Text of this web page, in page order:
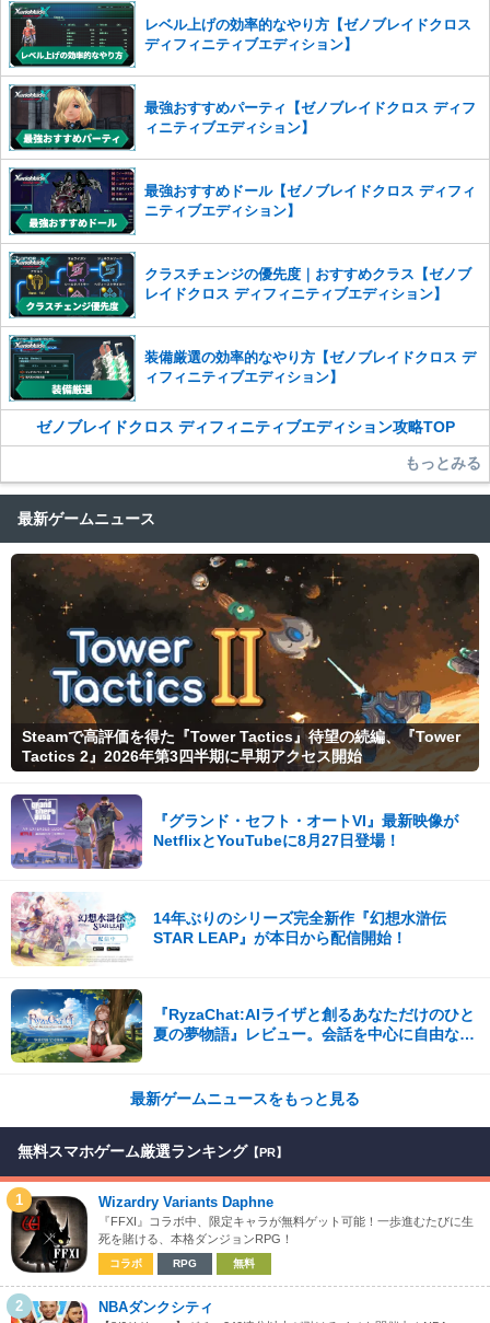
※一度削除したコメントは復元ができませんのでご注意くだ
さい。
また、過度な利用規約の違反や、弊社に損害の及ぶ内容の書き込みがあ
った場合は、法的措置をとらせていただく場合もございますので、あら
かじめご理解くださいませ。
レベル上げの効率的なやり方【ゼノブレイドクロス
ディフィニティブエディション】
最強おすすめパーティ【ゼノブレイドクロス ディフ
ィニティブエディション】
最強おすすめドール【ゼノブレイドクロス ディフィ
ニティブエディション】
クラスチェンジの優先度｜おすすめクラス【ゼノブ
レイドクロス ディフィニティブエディション】
装備厳選の効率的なやり方【ゼノブレイドクロス デ
ィフィニティブエディション】
ゼノブレイドクロス ディフィニティブエディション攻略TOP
もっとみる
最新ゲームニュース
Steamで高評価を得た『Tower Tactics』待望の続編、『Tower
Tactics 2』2026年第3四半期に早期アクセス開始
『グランド・セフト・オートVI』最新映像が
NetflixとYouTubeに8月27日登場！
14年ぶりのシリーズ完全新作『幻想水滸伝
STAR LEAP』が本日から配信開始！
『RyzaChat:AIライザと創るあなただけのひと
夏の夢物語』レビュー。会話を中心に自由な冒
最新ゲームニュースをもっと見る
無料スマホゲーム厳選ランキング 【PR】
1 Wizardry Variants Daphne
『FFXI』コラボ中、限定キャラが無料ゲット可能！一歩進むたびに生
死を賭ける、本格ダンジョンRPG！
コラボ RPG 無料
2 NBAダンクシティ